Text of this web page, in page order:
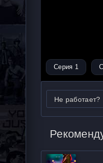
Серия 1
Не работает?